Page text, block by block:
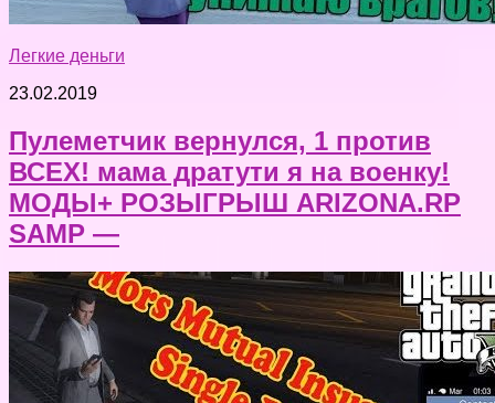
Легкие деньги
23.02.2019
Пулеметчик вернулся, 1 против
ВСЕХ! мама дратути я на военку!
МОДЫ+ РОЗЫГРЫШ ARIZONA.RP
SAMP —